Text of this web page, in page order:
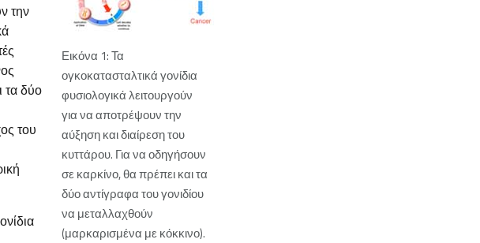
Εικόνα 1: Τα
ογκοκατασταλτικά γονίδια
φυσιολογικά λειτουργούν
για να αποτρέψουν την
αύξηση και διαίρεση του
κυττάρου. Για να οδηγήσουν
σε καρκίνο, θα πρέπει και τα
δύο αντίγραφα του γονιδίου
να μεταλλαχθούν
(μαρκαρισμένα με κόκκινο).
την
τα δύο
του